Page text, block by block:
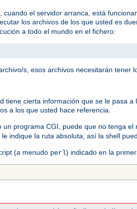
el servidor arranca, está
los archivos de los que usted es
a todo el mundo en el fichero:
s, esos archivos necesitarán tener
cierta información que se le pasa
a los que usted hace referencia.
programa CGI, puede que no tenga el
indique la ruta absoluta, así la shell
(a menudo perl) indicado en la